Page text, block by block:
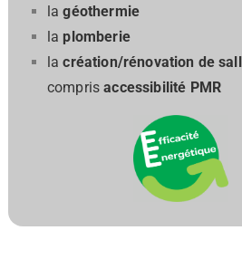
lagéothermie
la plomberie
lacréation/rénovation de
comprisaccessibilité PMR